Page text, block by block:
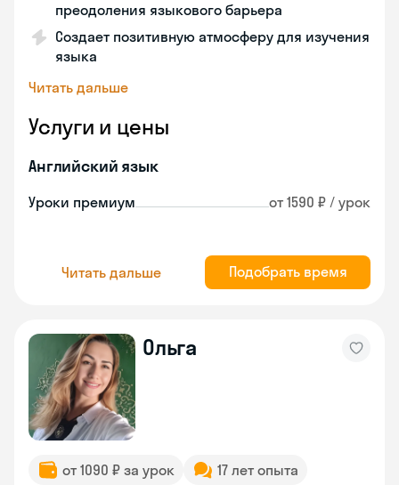
преодоления языкового барьера
Создает позитивную атмосферу для изучения
языка
Читать дальше
Услуги и цены
Английский язык
Уроки премиум от 1590 ₽ / урок
Читать дальше Подобрать время
Ольга
от 1090 ₽ за урок 17 лет опыта